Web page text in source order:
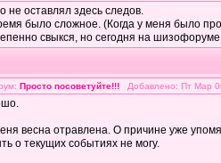
не оставлял здесь следов.
было сложное. (Когда у меня было
свыкся, но сегодня на
Просто посоветуйте!!! Добавлено: Пт Мар
весна отравлена. О причине уже
о текущих событиях не могу.